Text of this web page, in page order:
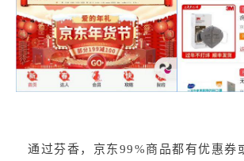
通过芬香，京东99%商品都有优惠券